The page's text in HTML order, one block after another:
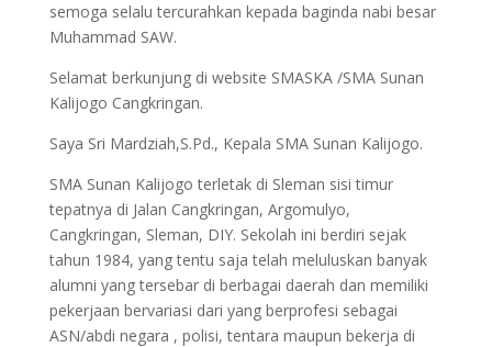
semoga selalu tercurahkan kepada baginda nabi besar
Muhammad SAW.
Selamat berkunjung di website SMASKA /SMA Sunan
Kalijogo Cangkringan.
Saya Sri Mardziah,S.Pd., Kepala SMA Sunan Kalijogo.
SMA Sunan Kalijogo terletak di Sleman sisi timur
tepatnya di Jalan Cangkringan, Argomulyo,
Cangkringan, Sleman, DIY. Sekolah ini berdiri sejak
tahun 1984, yang tentu saja telah meluluskan banyak
alumni yang tersebar di berbagai daerah dan memiliki
pekerjaan bervariasi dari yang berprofesi sebagai
ASN/abdi negara , polisi, tentara maupun bekerja di